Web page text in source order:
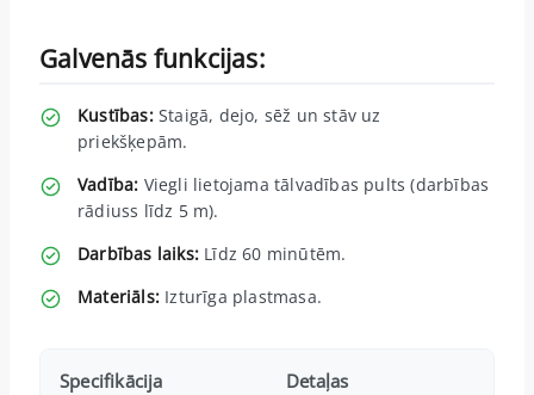
Galvenās funkcijas:
Kustības:Staigā, dejo, sēž un stāv uz
priekšķepām.
Vadība: Viegli lietojama tālvadības pults (darbības
rādiuss līdz 5 m).
Darbības laiks: Līdz 60 minūtēm.
Materiāls: Izturīga plastmasa.
Specifikācija Detaļas